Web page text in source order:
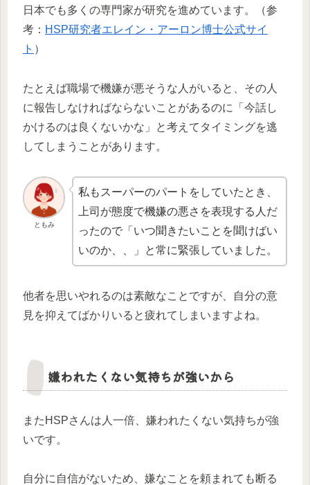
日本でも多くの専門家が研究を進めています。（参
考： HSP研究者エレイン・アーロン博士公式サイ
ト ）
たとえば職場で機嫌が悪そうな人がいると、その人
に報告しなければならないことがあるのに「今話し
かけるのは良くないかな」と考えてタイミングを逃
してしまうことがあります。
ともみ
私もスーパーのパートをしていたとき、
上司が態度で機嫌の悪さを表現する人だ
ったので「いつ聞きたいことを聞けばい
いのか、、」と常に緊張していました。
他者を思いやれるのは素敵なことですが、自分の意
見を抑えてばかりいると疲れてしまいますよね。
嫌われたくない気持ちが強いから
またHSPさんは人一倍、嫌われたくない気持ちが強
いです。
自分に自信がないため、嫌なことを頼まれても断る